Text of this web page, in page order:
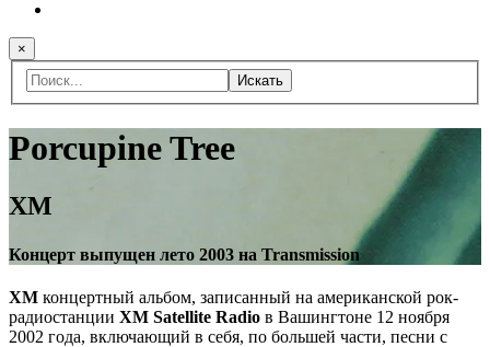
×
Искать
Porcupine Tree
XM
Концерт выпущен лето 2003 на Transmission
XM концертный альбом, записанный на американской рок-
радиостанции XM Satellite Radio в Вашингтоне 12 ноября
2002 года, включающий в себя, по большей части, песни с